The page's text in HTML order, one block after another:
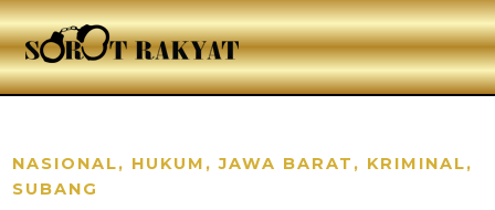
NASIONAL, HUKUM ,JAWA BARAT , KRIMINAL,
SUBANG